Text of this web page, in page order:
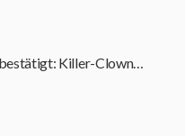
"Clown in a Cornfield 2" offiziell bestätigt: Killer-Clown kehrt zurück